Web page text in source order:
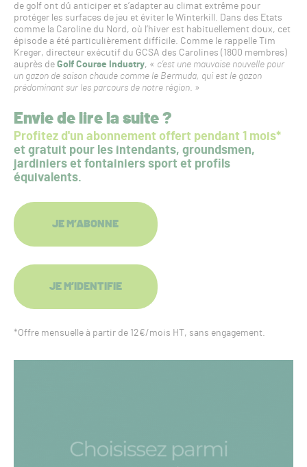
de golf ont dû anticiper et s’adapter au climat extrême pour
protéger les surfaces de jeu et éviter le Winterkill. Dans des Etats
comme la Caroline du Nord, où l’hiver est habituellement doux, cet
épisode a été particulièrement difficile. Comme le rappelle Tim
Kreger, directeur exécutif du GCSA des Carolines (1800 membres)
auprès de Golf Course Industry, « c’est une mauvaise nouvelle pour
un gazon de saison chaude comme le Bermuda, qui est le gazon
prédominant sur les parcours de notre région. »
Envie de lire la suite ?
Profitez d'un abonnement offert pendant 1 mois*
et gratuit pour les intendants, groundsmen,
jardiniers et fontainiers sport et profils
équivalents.
JE M’ABONNE
JE M’IDENTIFIE
*Offre mensuelle à partir de 12€/mois HT, sans engagement.